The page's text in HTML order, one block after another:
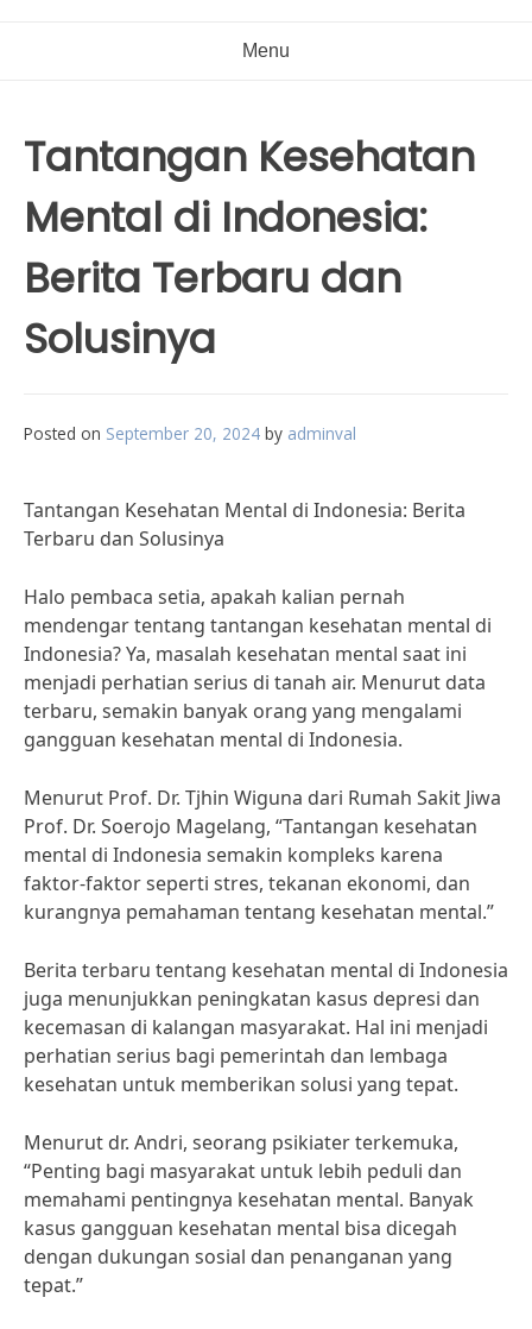
Menu
Tantangan Kesehatan
Mental di Indonesia:
Berita Terbaru dan
Solusinya
Posted on September 20, 2024 by adminval
Tantangan Kesehatan Mental di Indonesia: Berita
Terbaru dan Solusinya
Halo pembaca setia, apakah kalian pernah
mendengar tentang tantangan kesehatan mental di
Indonesia? Ya, masalah kesehatan mental saat ini
menjadi perhatian serius di tanah air. Menurut data
terbaru, semakin banyak orang yang mengalami
gangguan kesehatan mental di Indonesia.
Menurut Prof. Dr. Tjhin Wiguna dari Rumah Sakit Jiwa
Prof. Dr. Soerojo Magelang, “Tantangan kesehatan
mental di Indonesia semakin kompleks karena
faktor-faktor seperti stres, tekanan ekonomi, dan
kurangnya pemahaman tentang kesehatan mental.”
Berita terbaru tentang kesehatan mental di Indonesia
juga menunjukkan peningkatan kasus depresi dan
kecemasan di kalangan masyarakat. Hal ini menjadi
perhatian serius bagi pemerintah dan lembaga
kesehatan untuk memberikan solusi yang tepat.
Menurut dr. Andri, seorang psikiater terkemuka,
“Penting bagi masyarakat untuk lebih peduli dan
memahami pentingnya kesehatan mental. Banyak
kasus gangguan kesehatan mental bisa dicegah
dengan dukungan sosial dan penanganan yang
tepat.”